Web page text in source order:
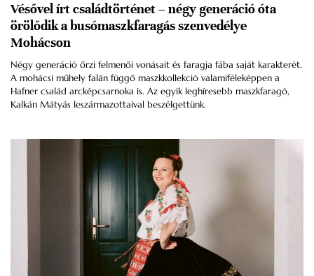
Vésővel írt családtörténet – négy generáció óta
örölődik a busómaszkfaragás szenvedélye
Mohácson
Négy generáció őrzi felmenői vonásait és faragja fába saját karakterét.
A mohácsi műhely falán függő maszkkollekció valamiféleképpen a
Hafner család arcképcsarnoka is. Az egyik leghíresebb maszkfaragó,
Kalkán Mátyás leszármazottaival beszélgettünk.